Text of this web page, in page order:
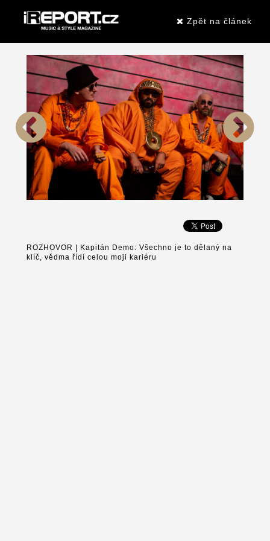
Zpět na článek
ROZHOVOR | Kapitán Demo: Všechno je to dělaný na
klíč, vědma řídí celou moji kariéru